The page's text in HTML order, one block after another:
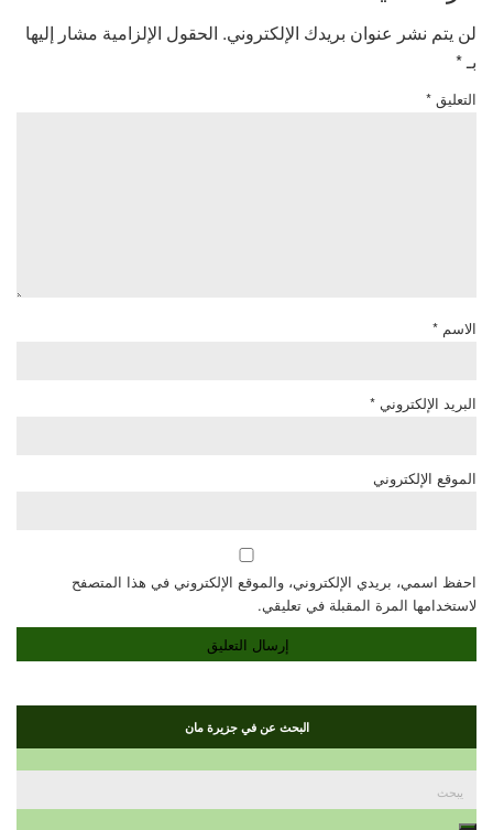
لن يتم نشر عنوان بريدك الإلكتروني. الحقول الإلزامية مشار إليها
بـ*
التعليق *
الاسم *
البريد الإلكتروني *
الموقع الإلكتروني
احفظ اسمي، بريدي الإلكتروني، والموقع الإلكتروني في هذا المتصفح
لاستخدامها المرة المقبلة في تعليقي.
البحث عن في جزيرة مان
عن: